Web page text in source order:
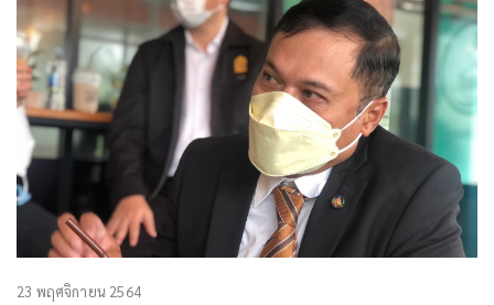
23 พฤศจิกายน 2564